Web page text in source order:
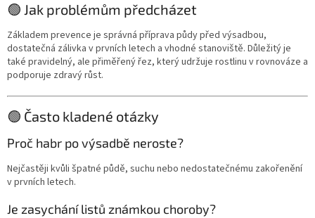
🟢 Jak problémům předcházet
Základem prevence je správná příprava půdy před výsadbou,
dostatečná zálivka v prvních letech a vhodné stanoviště. Důležitý je
také pravidelný, ale přiměřený řez, který udržuje rostlinu v rovnováze a
podporuje zdravý růst.
🟢 Často kladené otázky
Proč habr po výsadbě neroste?
Nejčastěji kvůli špatné půdě, suchu nebo nedostatečnému zakořenění
v prvních letech.
Je zasychání listů známkou choroby?